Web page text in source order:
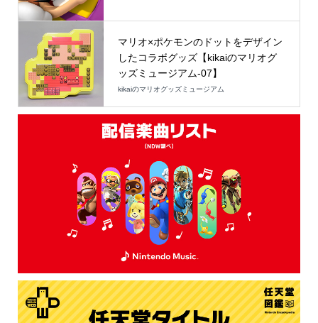
マリオ×ポケモンのドットをデザイン
したコラボグッズ【kikaiのマリオグ
ッズミュージアム-07】
kikaiのマリオグッズミュージアム